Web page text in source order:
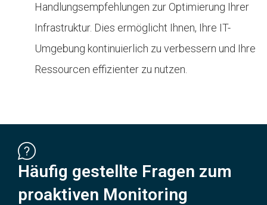
Handlungsempfehlungen zur Optimierung Ihrer
Infrastruktur. Dies ermöglicht Ihnen, Ihre IT-
Umgebung kontinuierlich zu verbessern und Ihre
Ressourcen effizienter zu nutzen.
Häufig gestellte Fragen zum
proaktiven Monitoring